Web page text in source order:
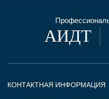
АИДТ
КОНТАКТНАЯ ИНФОРМАЦИЯ